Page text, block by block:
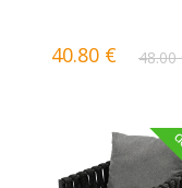
40.80 € 48.00